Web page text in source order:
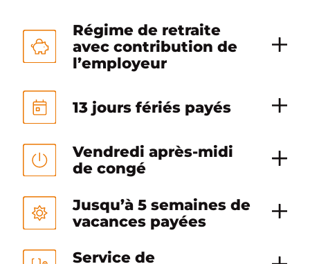
Régime de retraite
avec contribution de
l’employeur
13 jours fériés payés
Vendredi après-midi
de congé
Jusqu’à 5 semaines de
vacances payées
Service de